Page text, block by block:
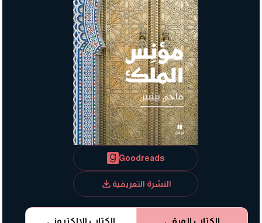
الكتاب الورقي الكتاب الإلكتروني
Goodreads
النشرة التعريفية